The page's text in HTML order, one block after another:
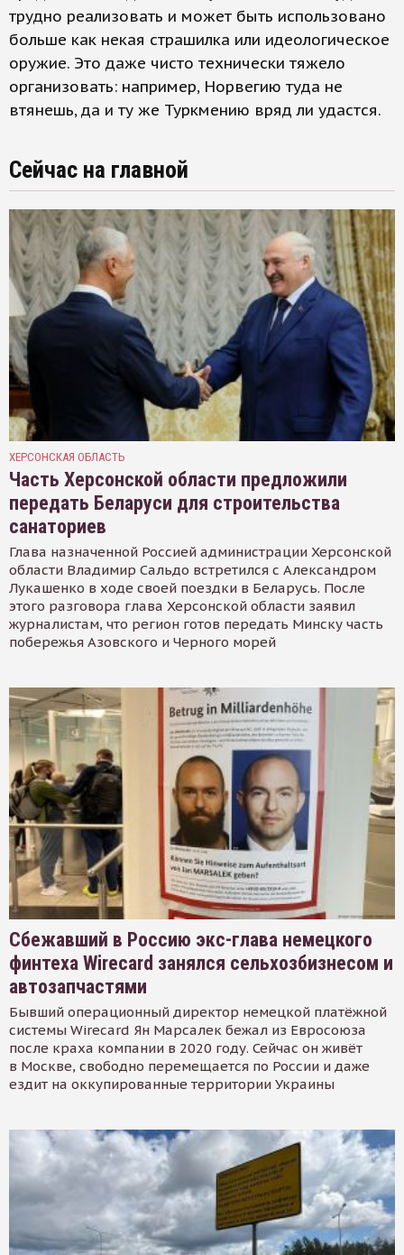
трудно реализовать и может быть использовано
больше как некая страшилка или идеологическое
оружие. Это даже чисто технически тяжело
организовать: например, Норвегию туда не
втянешь, да и ту же Туркмению вряд ли удастся.
Сейчас на главной
ХЕРСОНСКАЯ ОБЛАСТЬ
Часть Херсонской области предложили
передать Беларуси для строительства
санаториев
Глава назначенной Россией администрации Херсонской
области Владимир Сальдо встретился с Александром
Лукашенко в ходе своей поездки в Беларусь. После
этого разговора глава Херсонской области заявил
журналистам, что регион готов передать Минску часть
побережья Азовского и Черного морей
Сбежавший в Россию экс-глава немецкого
финтеха Wirecard занялся сельхозбизнесом и
автозапчастями
Бывший операционный директор немецкой платёжной
системы Wirecard Ян Марсалек бежал из Евросоюза
после краха компании в 2020 году. Сейчас он живёт
в Москве, свободно перемещается по России и даже
ездит на оккупированные территории Украины